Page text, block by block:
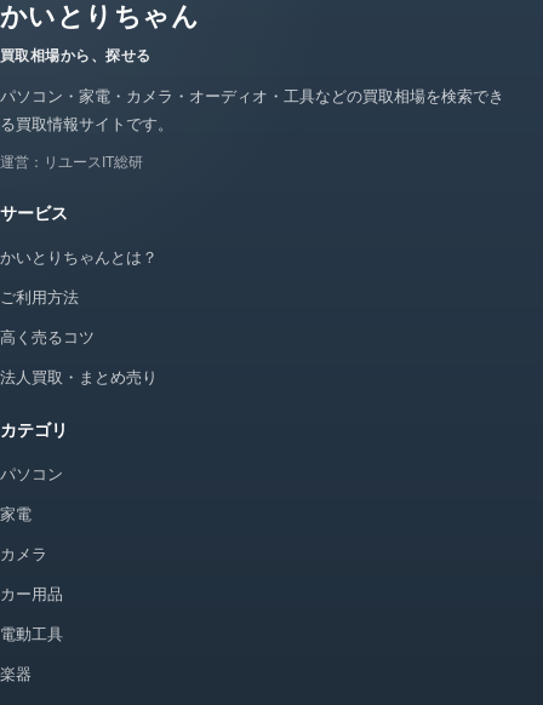
かいとりちゃん
買取相場から、探せる
パソコン・家電・カメラ・オーディオ・工具などの買取相場を検索でき
る買取情報サイトです。
運営：リユースIT総研
サービス
かいとりちゃんとは？
ご利用方法
高く売るコツ
法人買取・まとめ売り
カテゴリ
パソコン
家電
カメラ
カー用品
電動工具
楽器